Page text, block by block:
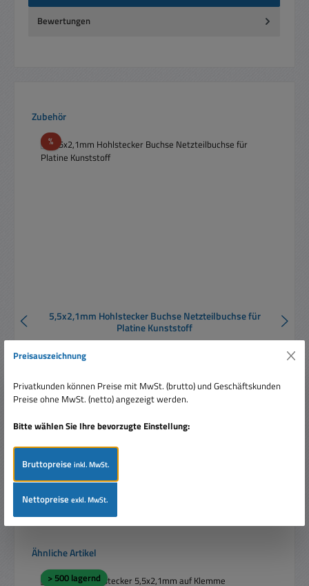
Bewertungen
Produktgalerie überspringen
Zubehör
%Rabatt
5,5x2,1mm Hohlstecker Buchse Netzteilbuchse für
Platine Kunststoff
Preise inkl. MwSt. zzgl. Versandkosten
Produktgalerie überspringen
Ähnliche Artikel
> 500 lagernd
Preisauszeichnung
Privatkunden können Preise mit MwSt. (brutto) und Geschäftskunden
Preise ohne MwSt. (netto) angezeigt werden.
Bitte wählen Sie Ihre bevorzugte Einstellung:
Bruttopreiseinkl. MwSt.
Nettopreiseexkl. MwSt.